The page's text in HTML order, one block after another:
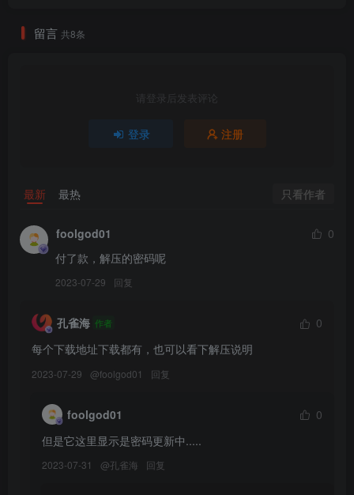
KANEKO_咔喵 – NO.016 B本明日奈隐藏[33P-172.1M]
KANEKO_咔喵 – NO.014 A本修女[120P+7V／1.05GB]
[2024.5.10]
KANEKO_咔喵 – NO.014 A本修女[88P-586.3M]
[2023.10.11]
KANEKO_咔喵 – NO.013 信浓赛车 跑车[88P-2V-737M]
[10.9更1]
KANEKO_咔喵 – NO.012 信浓赛车 浴缸[60P-2V-500M]
留言 共8条
请登录后发表评论
登录 注册
最新 最热 只看作者
foolgod01
0
付了款，解压的密码呢
2023-07-29 回复
孔雀海 作者
0
每个下载地址下载都有，也可以看下解压说明
2023-07-29 @foolgod01 回复
foolgod01
0
但是它这里显示是密码更新中.....
2023-07-31 @孔雀海 回复